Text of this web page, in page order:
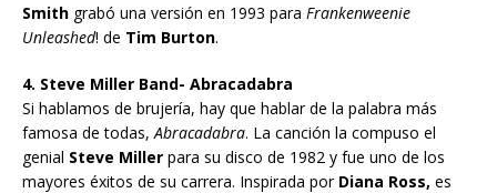
Smith grabó una versión en 1993 para Frankenweenie
Unleashed! de Tim Burton.
4. Steve Miller Band- Abracadabra
Si hablamos de brujería, hay que hablar de la palabra más
famosa de todas, Abracadabra. La canción la compuso el
genial Steve Miller para su disco de 1982 y fue uno de los
mayores éxitos de su carrera. Inspirada por Diana Ross, es